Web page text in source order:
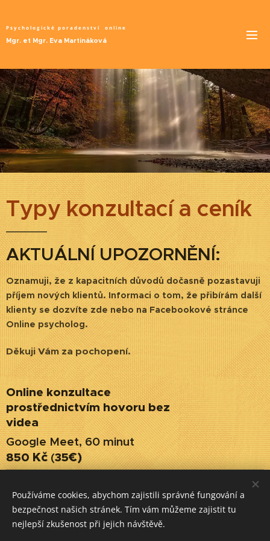
Psychologické poradenství online
Mgr. et Mgr. Eva Martináková
Typy konzultací a ceník
AKTUÁLNÍ UPOZORNĚNÍ:
Oznamuji, že z kapacitních důvodů dočasně pozastavuji
příjem nových klientů. Informaci o tom, že přibírám další
klienty se dozvíte zde nebo na Facebookové stránce
Online psycholog.
Děkuji Vám za pochopení.
Online konzultace
prostřednictvím hovoru bez
videa
Google Meet, 60 minut
850 Kč(35€)
Zrušení konzultace 8 hodin a
méně před jejím zahájením
Plná cena za
konzultaci
Používáme cookies, abychom zajistili správné fungování a
bezpečnost našich stránek. Tím vám můžeme zajistit tu
nejlepší zkušenost při jejich návštěvě.